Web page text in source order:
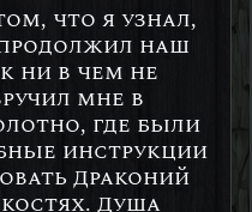
что я узнал,
наш
ни в чем не
мне в
где были
инструкции
Драконий
Душа